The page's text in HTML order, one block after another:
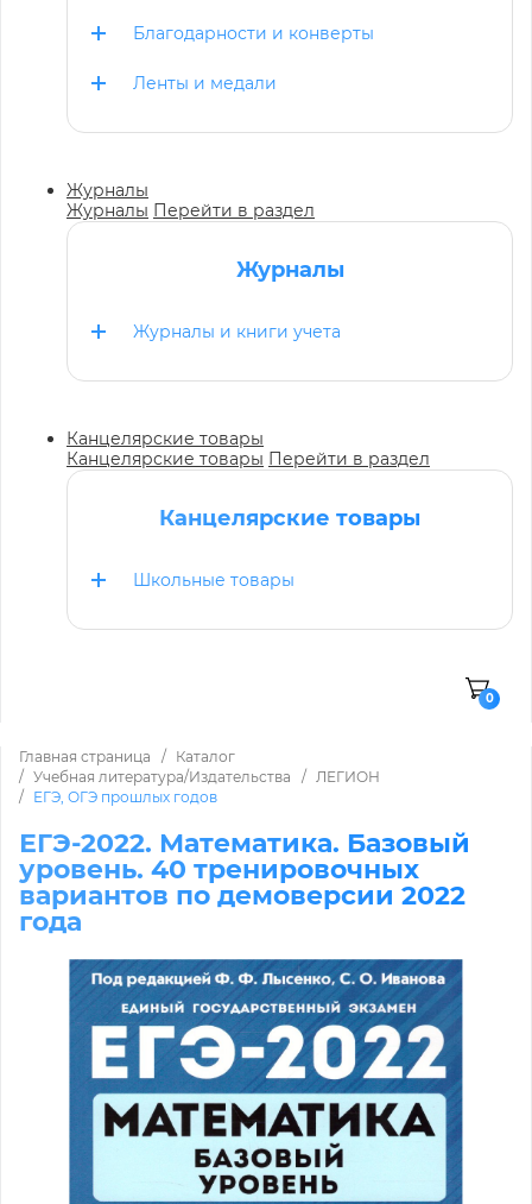
Благодарности и конверты
Ленты и медали
Журналы
Журналы Перейти в раздел
Журналы
Журналы и книги учета
Канцелярские товары
Канцелярские товары Перейти в раздел
Канцелярские товары
Школьные товары
0
Главная страница
Каталог
Учебная литература/Издательства
ЛЕГИОН
ЕГЭ, ОГЭ прошлых годов
ЕГЭ-2022. Математика. Базовый
уровень. 40 тренировочных
вариантов по демоверсии 2022
года